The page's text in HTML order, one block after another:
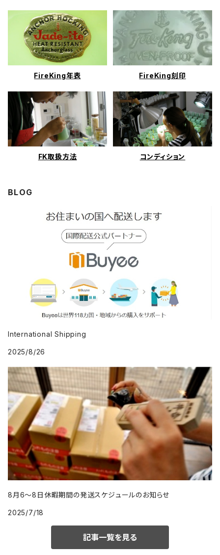
ホワイト
ロイヤルルビー
FireKing年表 FireKing刻印
FK取扱方法 コンディション
BLOG
International Shipping
2025/8/26
8月6〜8日休暇期間の発送スケジュールのお知らせ
2025/7/18
記事一覧を見る